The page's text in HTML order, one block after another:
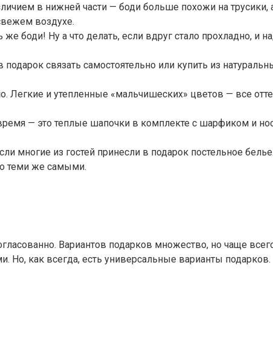
в нижней части — боди больше похожи на
воздухе.
боди! Ну а что делать, если вдруг стало прохладно, и
связать самостоятельно или купить из
и утепленные «мальчишеских» цветов — все
— это теплые шапочки в комплекте с шарфиком и
из гостей принесли в подарок постельное
теми же самыми.
Вариантов подарков множество, но чаще
Но, как всегда, есть универсальные варианты подарков.